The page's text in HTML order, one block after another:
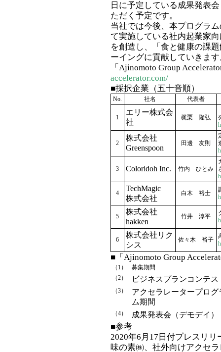
日に予定している成果発表
ただく予定です。
当社では今後、本プログラ
て実施している社内起業家
を創造し、「食と健康の課
ーイングに貢献していきま
「Ajinomoto Group
accelerator.com/
■採択企業（五十音順）
No. 社名 代表者
1
エリー株式会
社
梶栗 隆弘
2
株式会社
Greenspoon
田邊 友則
3 Coloridoh Inc. 竹内 ひとみ
4
TechMagic
株式会社
白木 裕士
5
株式会社
hakken
竹井 淳平
6
株式会社リク
シス
佐々木 裕子
■「Ajinomoto Group
（1）
募集期間
（2）
ビジネスプランコンテス
（3）
アクセラレータープログ
ム期間
（4） 成果発表会（デモデイ）
■参考
2020年6月17日付プレスリリ
味の素㈱、社外向けアクセ